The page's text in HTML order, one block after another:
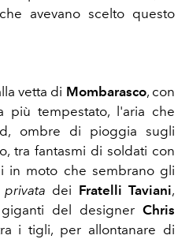
avevano scelto questo
vetta di Mombarasco, con
tempestato, l'aria che
ombre di pioggia sugli
tra fantasmi di soldati con
in moto che sembrano gli
dei Fratelli Taviani,
del designer Chris
i tigli, per allontanare di